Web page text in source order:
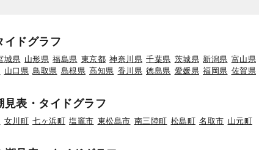
イドグラフ
城県 山形県 福島県 東京都 神奈川県 千葉県 茨城県 新潟県 富山県
山口県 鳥取県 島根県 高知県 香川県 徳島県 愛媛県 福岡県 佐賀県
表・タイドグラフ
女川町 七ヶ浜町 塩竈市 東松島市 南三陸町 松島町 名取市 山元町